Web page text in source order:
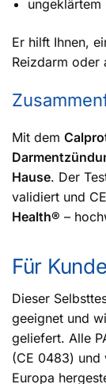
ungeklärtem
Er hilft Ihnen,
Reizdarm oder
Mit dem
Hause. Der
validiert und
Health® –
Für
Dieser
geeignet und
geliefert. Alle
(CE 0483) und
Europa